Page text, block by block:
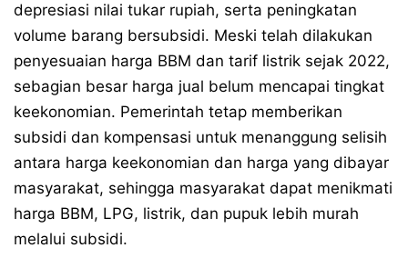
depresiasi nilai tukar rupiah, serta peningkatan
volume barang bersubsidi. Meski telah dilakukan
penyesuaian harga BBM dan tarif listrik sejak 2022,
sebagian besar harga jual belum mencapai tingkat
keekonomian. Pemerintah tetap memberikan
subsidi dan kompensasi untuk menanggung selisih
antara harga keekonomian dan harga yang dibayar
masyarakat, sehingga masyarakat dapat menikmati
harga BBM, LPG, listrik, dan pupuk lebih murah
melalui subsidi.